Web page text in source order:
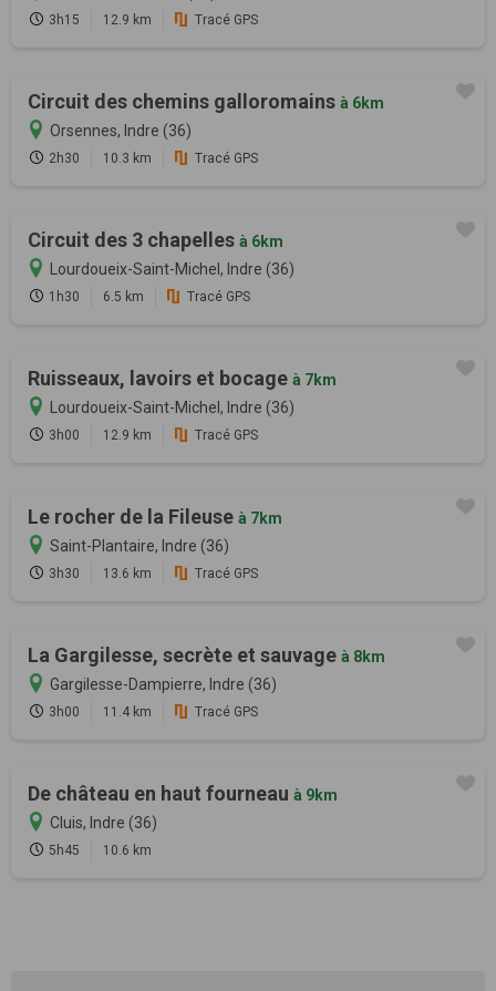
3h15 12.9 km Tracé GPS
Circuit des chemins galloromains à 6km
Orsennes, Indre (36)
2h30 10.3 km Tracé GPS
Circuit des 3 chapelles à 6km
Lourdoueix-Saint-Michel, Indre (36)
1h30 6.5 km Tracé GPS
Ruisseaux, lavoirs et bocage à 7km
Lourdoueix-Saint-Michel, Indre (36)
3h00 12.9 km Tracé GPS
Le rocher de la Fileuse à 7km
Saint-Plantaire, Indre (36)
3h30 13.6 km Tracé GPS
La Gargilesse, secrète et sauvage à 8km
Gargilesse-Dampierre, Indre (36)
3h00 11.4 km Tracé GPS
De château en haut fourneau à 9km
Cluis, Indre (36)
5h45 10.6 km